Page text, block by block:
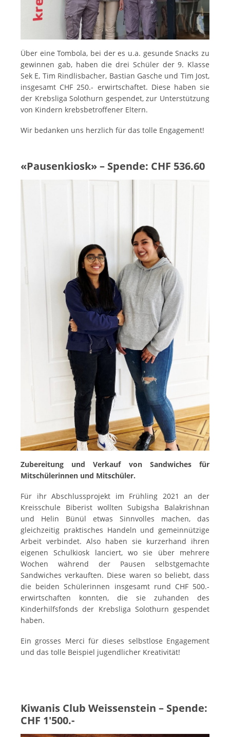
Über eine Tombola, bei der es u.a. gesunde Snacks zu
gewinnen gab, haben die drei Schüler der 9. Klasse
Sek E, Tim Rindlisbacher, Bastian Gasche und Tim Jost,
insgesamt CHF 250.- erwirtschaftet. Diese haben sie
der Krebsliga Solothurn gespendet, zur Unterstützung
von Kindern krebsbetroffener Eltern.
Wir bedanken uns herzlich für das tolle Engagement!
«Pausenkiosk» – Spende: CHF 536.60
Zubereitung und Verkauf von Sandwiches für
Mitschülerinnen und Mitschüler.
Für ihr Abschlussprojekt im Frühling 2021 an der
Kreisschule Biberist wollten Subigsha Balakrishnan
und Helin Bünül etwas Sinnvolles machen, das
gleichzeitig praktisches Handeln und gemeinnützige
Arbeit verbindet. Also haben sie kurzerhand ihren
eigenen Schulkiosk lanciert, wo sie über mehrere
Wochen während der Pausen selbstgemachte
Sandwiches verkauften. Diese waren so beliebt, dass
die beiden Schülerinnen insgesamt rund CHF 500.-
erwirtschaften konnten, die sie zuhanden des
Kinderhilfsfonds der Krebsliga Solothurn gespendet
haben.
Ein grosses Merci für dieses selbstlose Engagement
und das tolle Beispiel jugendlicher Kreativität!
Kiwanis Club Weissenstein – Spende:
CHF 1'500.-